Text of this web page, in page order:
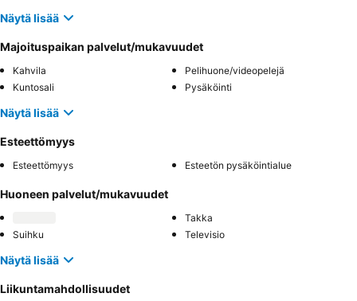
Näytä lisää
Majoituspaikan palvelut/mukavuudet
Kahvila
Pelihuone/videopelejä
Kuntosali
Pysäköinti
Näytä lisää
Esteettömyys
Esteettömyys Esteetön pysäköintialue
Huoneen palvelut/mukavuudet
Takka
Suihku
Televisio
Näytä lisää
Liikuntamahdollisuudet